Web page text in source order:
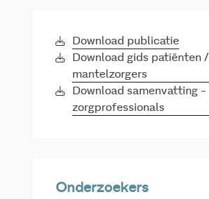
Download publicatie
Download gids patiënten /
mantelzorgers
Download samenvatting -
zorgprofessionals
Onderzoekers